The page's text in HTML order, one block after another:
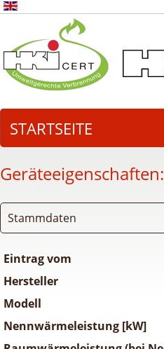
STARTSEITE
Geräteeigenschaften:
Stammdaten
Eintrag vom
Hersteller
Modell
Nennwärmeleistung [kW]